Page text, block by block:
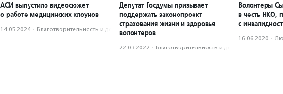
АСИ выпустило видеосюжет
о работе медицинских клоунов
14.05.2024 · Благотвори­тель­ность и доброволь­чест­во
Депутат Госдумы призывает
поддержать законопроект
страхования жизни и здоровья
волонтеров
22.03.2022 · Благотвори­тель­ность и доброволь­чест­во
Волонтеры
в честь НКО,
с
16.06.2020 ·